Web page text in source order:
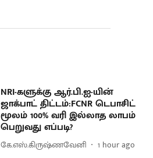
NRI-களுக்கு ஆர்.பி.ஐ-யின்
ஜாக்பாட் திட்டம்:FCNR டெபாசிட்
மூலம் 100% வரி இல்லாத லாபம்
பெறுவது எப்படி?
கே.எஸ்.கிருஷ்ணவேனி 1 hour ago